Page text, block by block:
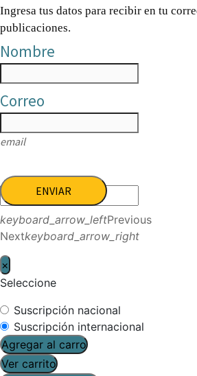
Ingresa tus datos para recibir en tu
publicaciones.
Nombre
Correo
email
ENVIAR
keyboard_arrow_leftPrevious
Nextkeyboard_arrow_right
×
Seleccione
Suscripción nacional
Suscripción internacional
Agregar al carro
Ver carrito